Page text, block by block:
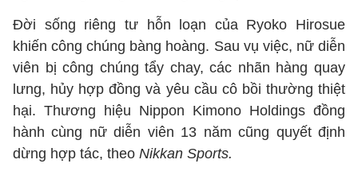
Đời sống riêng tư hỗn loạn của Ryoko Hirosue
khiến công chúng bàng hoàng. Sau vụ việc, nữ diễn
viên bị công chúng tẩy chay, các nhãn hàng quay
lưng, hủy hợp đồng và yêu cầu cô bồi thường thiệt
hại. Thương hiệu Nippon Kimono Holdings đồng
hành cùng nữ diễn viên 13 năm cũng quyết định
dừng hợp tác, theo Nikkan Sports.